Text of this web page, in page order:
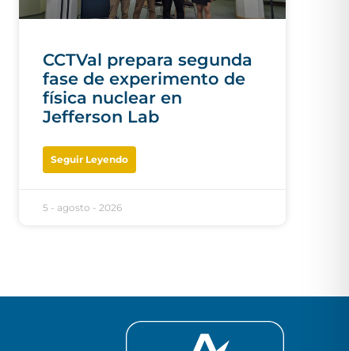
CCTVal prepara segunda
fase de experimento de
física nuclear en
Jefferson Lab
Seguir Leyendo
5 - agosto - 2026